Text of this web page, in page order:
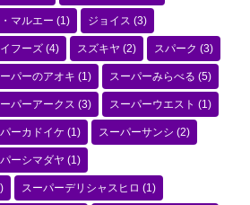
マルエー (1) ジョイス (3)
フーズ (4) スズキヤ (2) スパーク (3)
パーのアオキ (1) スーパーみらべる (5)
パーアークス (3) スーパーウエスト (1)
ーカドイケ (1) スーパーサンシ (2)
ーシマダヤ (1)
スーパーデリシャスヒロ (1)